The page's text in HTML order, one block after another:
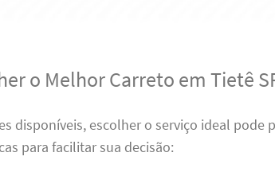
o Melhor Carreto em Tietê
disponíveis, escolher o serviço ideal pode
para facilitar sua decisão: